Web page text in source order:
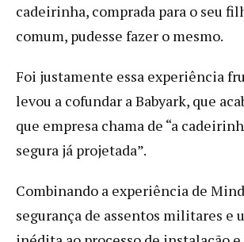
cadeirinha, comprada para o seu
comum, pudesse fazer o mesmo.
Foi justamente essa experiência
levou a cofundar a Babyark, que
que empresa chama de “a
segura já projetada”.
Combinando a experiência de
segurança de assentos militares e